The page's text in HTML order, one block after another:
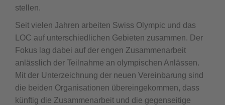
stellen.
Seit vielen Jahren arbeiten Swiss Olympic und das
LOC auf unterschiedlichen Gebieten zusammen. Der
Fokus lag dabei auf der engen Zusammenarbeit
anlässlich der Teilnahme an olympischen Anlässen.
Mit der Unterzeichnung der neuen Vereinbarung sind
die beiden Organisationen übereingekommen, dass
künftig die Zusammenarbeit und die gegenseitige